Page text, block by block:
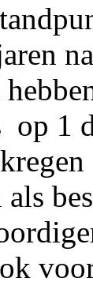
op 1
als